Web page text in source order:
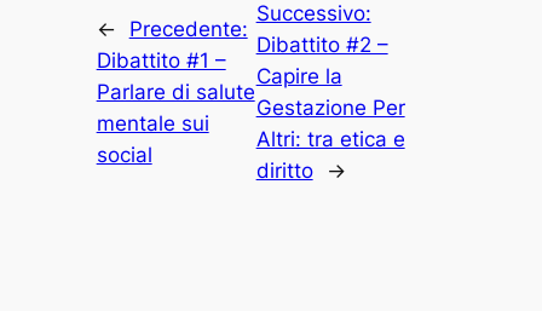
←
Precedente:
Dibattito #1 –
Parlare di salute
mentale sui
social
Successivo:
Dibattito #2 –
Capire la
Gestazione Per
Altri: tra etica e
diritto
→